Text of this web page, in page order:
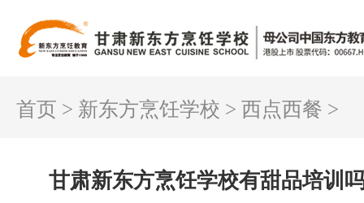
首页 > 新东方烹饪学校 > 西点西餐 >
甘肃新东方烹饪学校有甜品培训